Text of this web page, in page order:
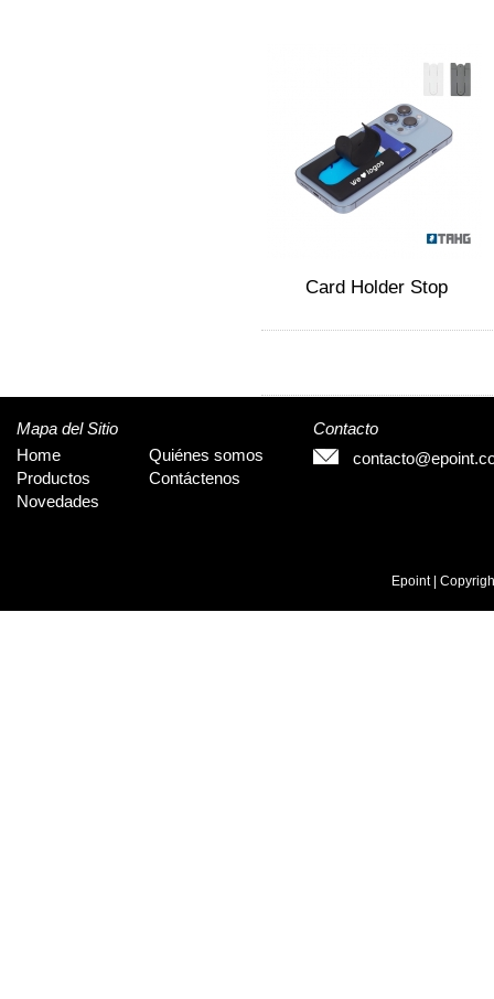
Card Holder Stop
Mapa del Sitio
Home
Productos
Novedades
Quiénes somos
Contáctenos
Contacto
Epoint |